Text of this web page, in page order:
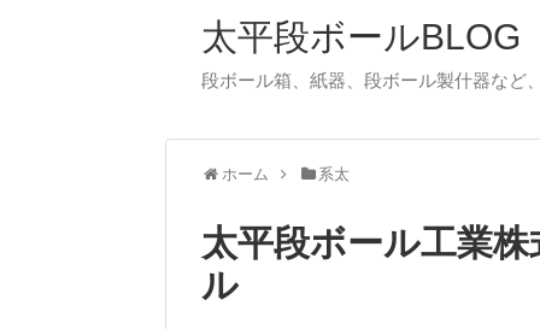
太平段ボールBLOG
段ボール箱、紙器、段ボール製什器など
ホーム 系太
太平段ボール工業
ル